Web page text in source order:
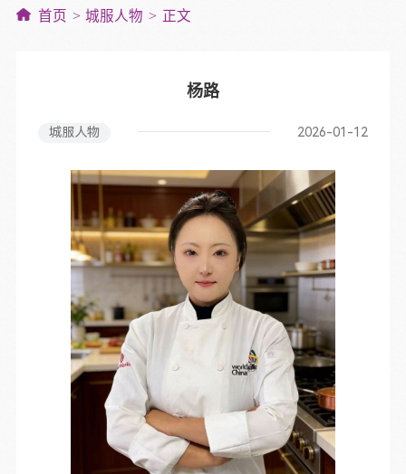
首页 城服人物 正文
杨路
城服人物 2026-01-12